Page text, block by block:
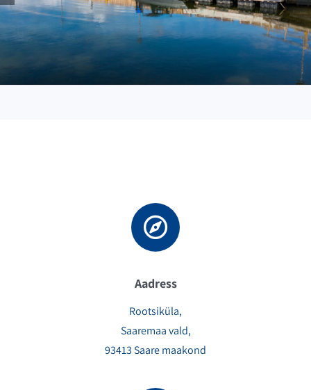
Aadress
Rootsiküla,
Saaremaa vald,
93413 Saare maakond